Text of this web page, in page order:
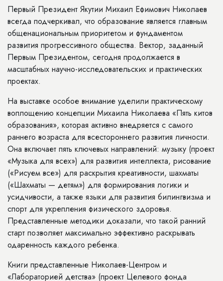
Первый Президент Якутии Михаил Ефимович Николаев
всегда подчеркивал, что образование является главным
общенациональным приоритетом и фундаментом
развития прогрессивного общества. Вектор, заданный
Первым Президентом, сегодня продолжается в
масштабных научно-исследовательских и практических
проектах.
На выставке особое внимание уделили практическому
воплощению концепции Михаила Николаева «Пять китов
образования», которая активно внедряется с самого
раннего возраста для всестороннего развития личности.
Она включает пять ключевых направлений: музыку (проект
«Музыка для всех») для развития интеллекта, рисование
(«Рисуем все») для раскрытия креативности, шахматы
(«Шахматы — детям») для формирования логики и
усидчивости, а также языки для развития билингвизма и
спорт для укрепления физического здоровья.
Представленные методики доказали, что такой ранний
старт позволяет максимально эффективно раскрывать
одаренность каждого ребенка.
Книги представленные Николаев-Центром и
«Лабораторией детства» (проект Целевого фонда